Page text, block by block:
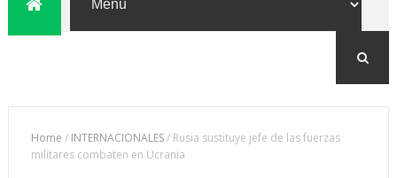
Home / INTERNACIONALES/ Rusia sustituye jefe de las fuerzas
militares combaten en Ucrania